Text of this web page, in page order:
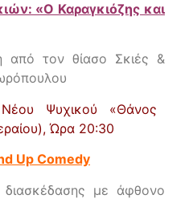
«Ο Καραγκιόζης και
από τον θίασο Σκιές &
Ψυχικού «Θάνος
Ώρα 20:30
Up Comedy
διασκέδασης με άφθονο